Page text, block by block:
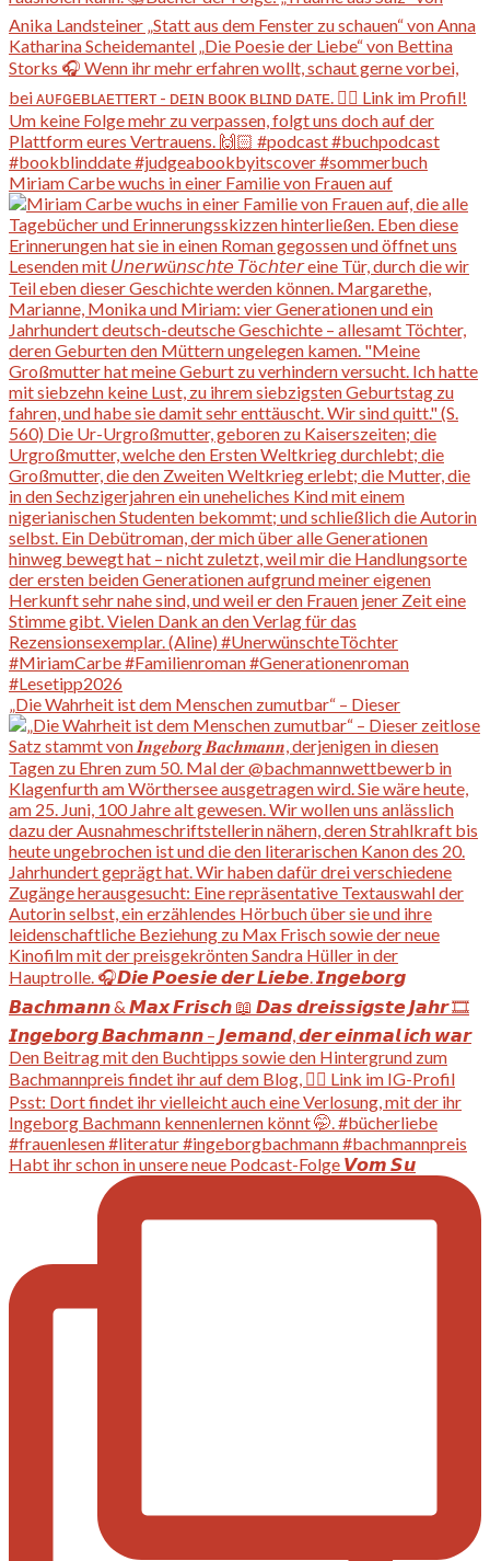
Miriam Carbe wuchs in einer Familie von Frauen auf
„Die Wahrheit ist dem Menschen zumutbar“ – Dieser
Habt ihr schon in unsere neue Podcast-Folge 𝙑𝙤𝙢 𝙎𝙪